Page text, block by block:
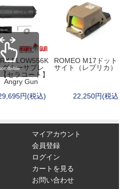
FLOW556K
ダミーサプレ
セラコート】
Angry Gun
円(税込)
ROMEO M17ドット
サイト（レプリカ）
22,250円(税込)
マイアカウント
会員登録
ログイン
カートを見る
お問い合わせ